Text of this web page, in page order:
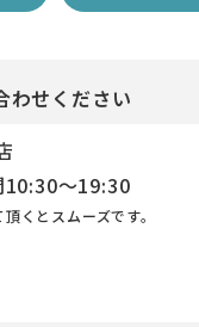
わせください
10:30～19:30
くとスムーズです。